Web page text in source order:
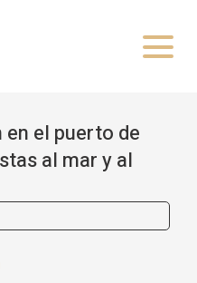
en el puerto de
al mar y al